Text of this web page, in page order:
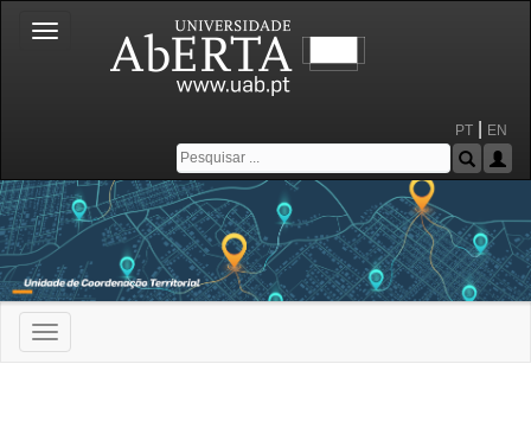
Toggle
navigation
PT EN
Toggle
navigation